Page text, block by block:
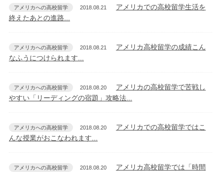
アメリカへの高校留学 2018.08.21
アメリカでの高校留学生活を
終えたあとの進路...
アメリカへの高校留学 2018.08.21
アメリカ高校留学の成績こん
なふうにつけられます...
アメリカへの高校留学 2018.08.20
アメリカの高校留学で苦戦し
やすい「リーディングの宿題」攻略法...
アメリカへの高校留学 2018.08.20
アメリカでの高校留学ではこ
んな授業がおこなわれます...
アメリカへの高校留学 2018.08.20
アメリカ高校留学では「時間